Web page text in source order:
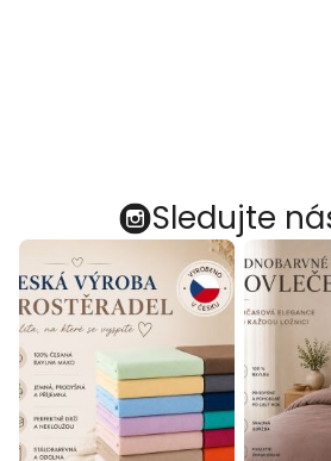
Sledujte